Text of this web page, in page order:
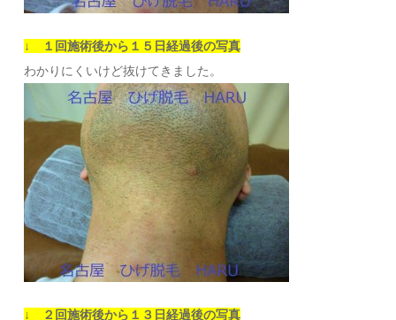
↓ １回施術後から１５日経過後の写真
わかりにくいけど抜けてきました。
↓ ２回施術後から１３日経過後の写真